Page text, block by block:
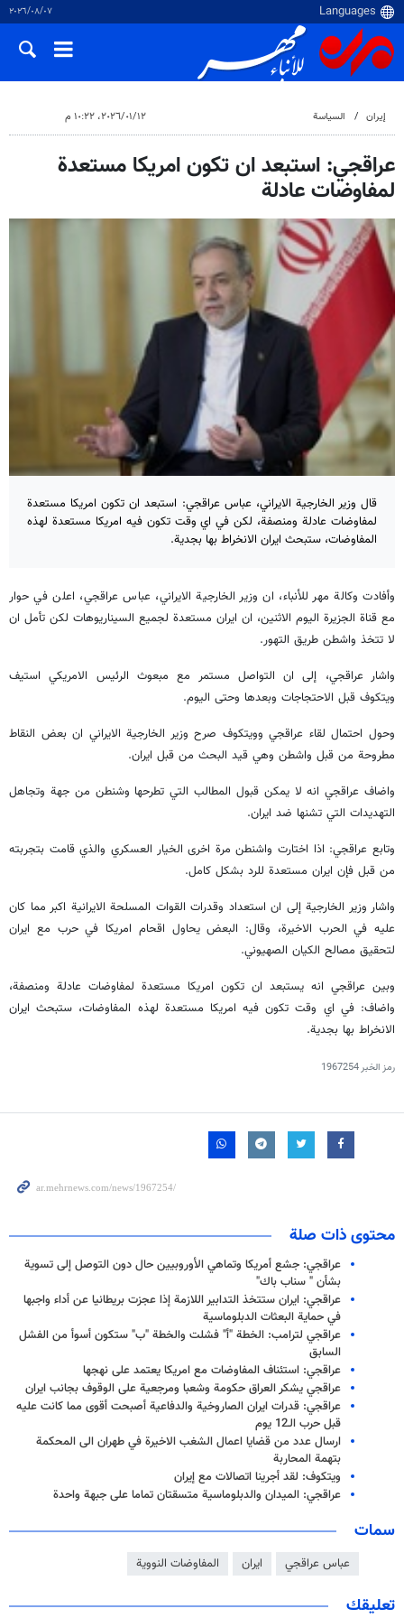
٠٧‏/٠٨‏/٢٠٢٦
إيران السياسة ١٢‏/٠١‏/٢٠٢٦، ١٠:٢٢ م
عراقجي: استبعد ان تكون امريكا مستعدة
لمفاوضات عادلة
قال وزير الخارجية الايراني، عباس عراقجي: استبعد ان تكون امريكا مستعدة
لمفاوضات عادلة ومنصفة، لكن في اي وقت تكون فيه امريكا مستعدة لهذه
المفاوضات، ستبحث ايران الانخراط بها بجدية.
وأفادت وكالة مهر للأنباء، ان وزير الخارجية الايراني، عباس عراقجي، اعلن في حوار
مع قناة الجزيرة اليوم الاثنين، ان ايران مستعدة لجميع السيناريوهات لكن تأمل ان
لا تتخذ واشطن طريق التهور.
واشار عراقجي، إلى ان التواصل مستمر مع مبعوث الرئيس الامريكي استيف
ويتكوف قبل الاحتجاجات وبعدها وحتى اليوم.
وحول احتمال لقاء عراقجي وويتكوف صرح وزير الخارجية الايراني ان بعض النقاط
مطروحة من قبل واشطن وهي قيد البحث من قبل ايران.
واضاف عراقجي انه لا يمكن قبول المطالب التي تطرحها وشنطن من جهة وتجاهل
التهديدات التي تشنها ضد ايران.
وتابع عراقجي: اذا اختارت واشنطن مرة اخرى الخيار العسكري والذي قامت بتجربته
من قبل فإن ايران مستعدة للرد بشكل كامل.
واشار وزير الخارجية إلى ان استعداد وقدرات القوات المسلحة الايرانية اكبر مما كان
عليه في الحرب الاخيرة، وقال: البعض يحاول اقحام امريكا في حرب مع ايران
لتحقيق مصالح الكيان الصهيوني.
وبين عراقجي انه يستبعد ان تكون امريكا مستعدة لمفاوضات عادلة ومنصفة،
واضاف: في اي وقت تكون فيه امريكا مستعدة لهذه المفاوضات، ستبحث ايران
الانخراط بها بجدية.
رمز الخبر1967254
محتوى ذات صلة
عراقجي: جشع أمريكا وتماهي الأوروبيين حال دون التوصل إلى تسوية
بشأن " سناب باك"
عراقجي: ايران ستتخذ التدابير اللازمة إذا عجزت بريطانيا عن أداء واجبها
في حماية البعثات الدبلوماسية
عراقجي لترامب: الخطة "أ" فشلت والخطة "ب" ستكون أسوأ من الفشل
السابق
عراقجي: استئناف المفاوضات مع امريكا يعتمد على نهجها
عراقجي يشكر العراق حكومة وشعبا ومرجعية على الوقوف بجانب ايران
عراقجي: قدرات ايران الصاروخية والدفاعية أصبحت أقوى مما كانت عليه
قبل حرب الـ12 يوم
ارسال عدد من قضايا اعمال الشغب الاخيرة في طهران الى المحكمة
بتهمة المحاربة
ويتكوف: لقد أجرينا اتصالات مع إيران
عراقجي: الميدان والدبلوماسية متسقتان تماما على جبهة واحدة
سمات
عباس عراقجي ايران المفاوضات النووية
تعليقك